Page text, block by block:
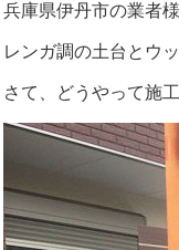
兵庫県伊丹市の業者
レンガ調の土台とウ
さて、どうやって施